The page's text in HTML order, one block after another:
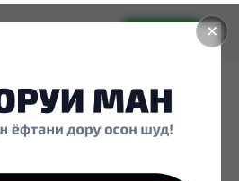
✕
Установить